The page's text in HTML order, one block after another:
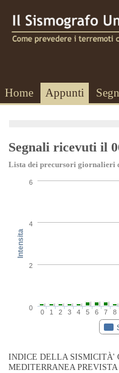
Home Appunti
Segnali ricevuti il
Lista dei precursori giornalieri
Intensita
0 1 2 3 4 5 6 7 8
0
2
4
6
INDICE DELLA SISMICITÀ'
MEDITERRANEA